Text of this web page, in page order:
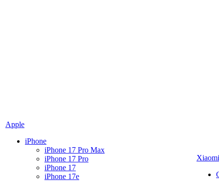
Apple
iPhone
iPhone 17 Pro Max
iPhone 17 Pro
iPhone 17
iPhone 17e
Xiaomi